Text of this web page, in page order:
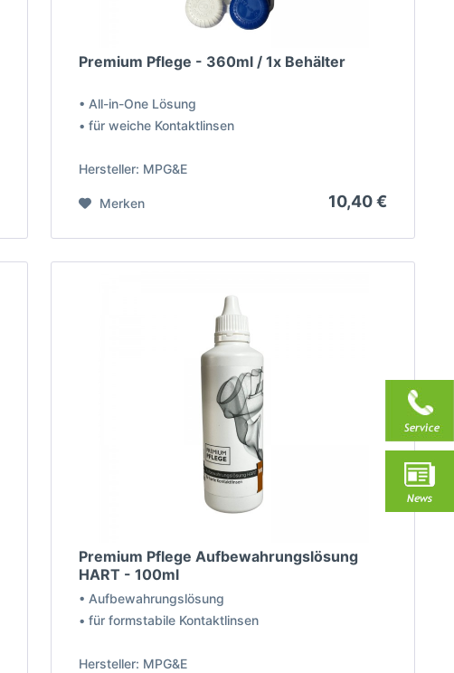
Premium Pflege - 360ml / 1x Behälter
• All-in-One Lösung
• für weiche Kontaktlinsen
Hersteller: MPG&E
10,40 €
Merken
Premium Pflege Aufbewahrungslösung
HART - 100ml
• Aufbewahrungslösung
• für formstabile Kontaktlinsen
Hersteller: MPG&E